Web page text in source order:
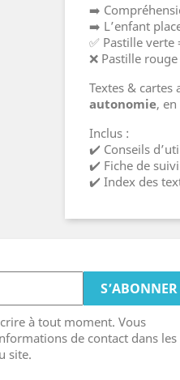
➡️
➡️ L’enfant
✅ Pastille
❌ Pastille
Textes & cartes
autonomie,
Inclus :
✔️ Conseils
✔️ Fiche de suivi
✔️ Index des
à tout moment. Vous
de contact dans les
site.